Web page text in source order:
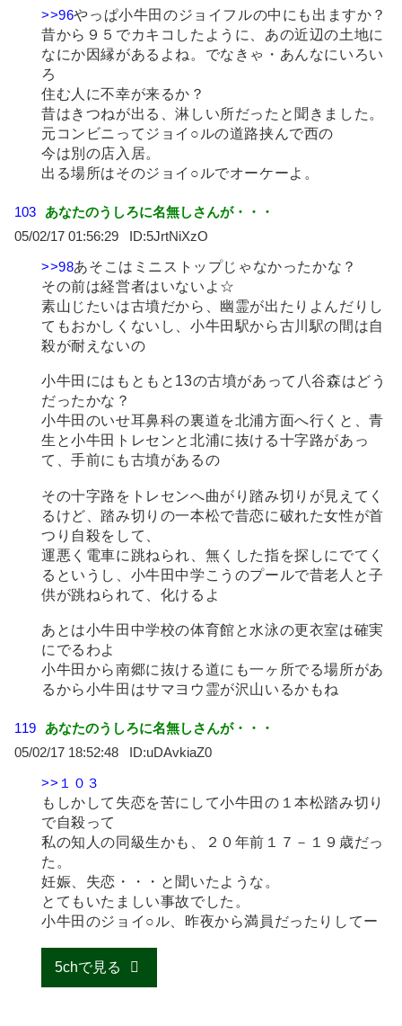
>>96やっぱ小牛田のジョイフルの中にも出ますか？
昔から９５でカキコしたように、あの近辺の土地に
なにか因縁があるよね。でなきゃ・あんなにいろい
ろ
住む人に不幸が来るか？
昔はきつねが出る、淋しい所だったと聞きました。
元コンビニってジョイ○ルの道路挟んで西の
今は別の店入居。
出る場所はそのジョイ○ルでオーケーよ。
103
あなたのうしろに名無しさんが・・・
05/02/17 01:56:29
5JrtNiXzO
>>98あそこはミニストップじゃなかったかな？
その前は経営者はいないよ☆
素山じたいは古墳だから、幽霊が出たりよんだりし
てもおかしくないし、小牛田駅から古川駅の間は自
殺が耐えないの
小牛田にはもともと13の古墳があって八谷森はどう
だったかな？
小牛田のいせ耳鼻科の裏道を北浦方面へ行くと、青
生と小牛田トレセンと北浦に抜ける十字路があっ
て、手前にも古墳があるの
その十字路をトレセンへ曲がり踏み切りが見えてく
るけど、踏み切りの一本松で昔恋に破れた女性が首
つり自殺をして、
運悪く電車に跳ねられ、無くした指を探しにでてく
るというし、小牛田中学こうのプールで昔老人と子
供が跳ねられて、化けるよ
あとは小牛田中学校の体育館と水泳の更衣室は確実
にでるわよ
小牛田から南郷に抜ける道にも一ヶ所でる場所があ
るから小牛田はサマヨウ霊が沢山いるかもね
119
あなたのうしろに名無しさんが・・・
05/02/17 18:52:48
uDAvkiaZ0
>>１０３
もしかして失恋を苦にして小牛田の１本松踏み切り
で自殺って
私の知人の同級生かも、２０年前１７－１９歳だっ
た。
妊娠、失恋・・・と聞いたような。
とてもいたましい事故でした。
小牛田のジョイ○ル、昨夜から満員だったりしてー
5chで見る